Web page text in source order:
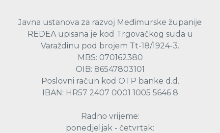
Javna ustanova za razvoj Međimurske županije
REDEA upisana je kod Trgovačkog suda u
Varaždinu pod brojem Tt-18/1924-3.
MBS: 070162380
OIB: 86547803101
Poslovni račun kod OTP banke d.d.
IBAN: HR57 2407 0001 1005 5646 8
Radno vrijeme:
ponedjeljak - četvrtak: